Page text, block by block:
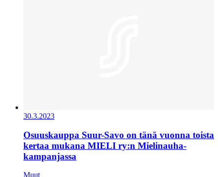
30.3.2023
Osuuskauppa Suur-Savo on tänä vuonna toista
kertaa mukana MIELI ry:n Mielinauha-
kampanjassa
Muut